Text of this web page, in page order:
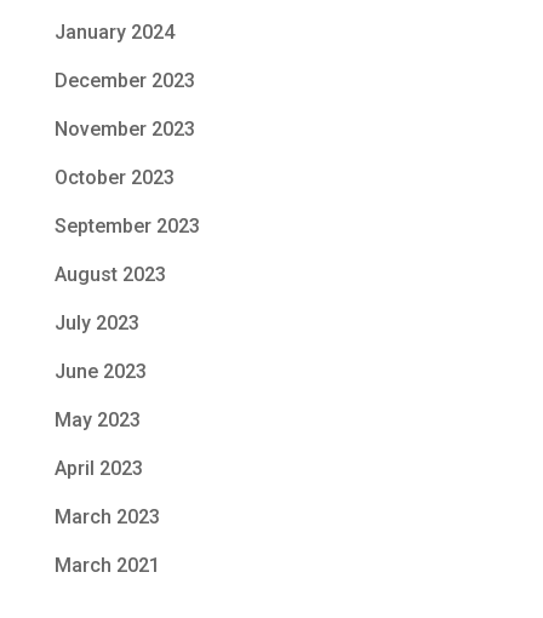
January 2024
December 2023
November 2023
October 2023
September 2023
August 2023
July 2023
June 2023
May 2023
April 2023
March 2023
March 2021